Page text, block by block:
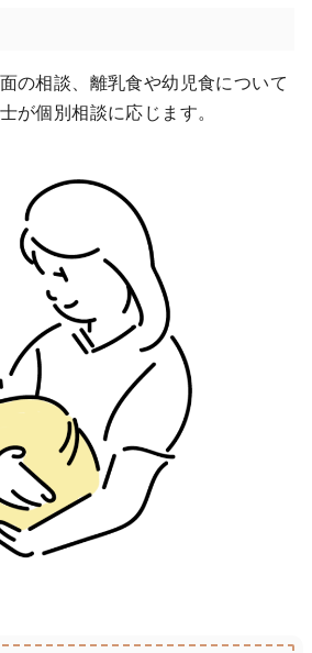
の相談、離乳食や幼児食について
が個別相談に応じます。